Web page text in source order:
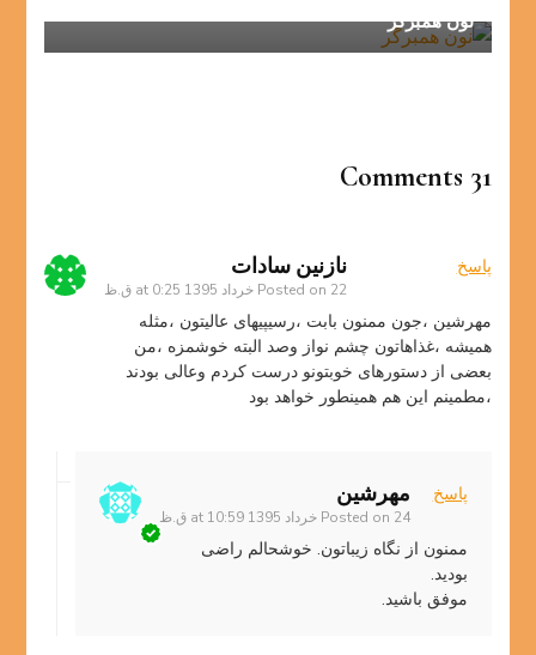
نون همبرگر
31 Comments
نازنین سادات
Posted on 22 خرداد 1395 at 0:25 ق.ظ
پاسخ
مهرشین ،جون ممنون بابت ،رسیپیهای عالیتون ،مثله
همیشه ،غذاهاتون چشم نواز وصد البته خوشمزه ،من
بعضی از دستورهای خوبتونو درست کردم وعالی بودند
،مطمینم این هم همینطور خواهد بود
مهرشین
Posted on 24 خرداد 1395 at 10:59 ق.ظ
پاسخ
ممنون از نگاه زیباتون. خوشحالم راضی
بودید.
موفق باشید.